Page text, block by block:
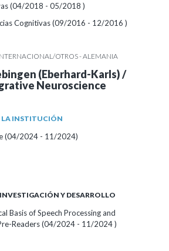
(04/2018 - 05/2018 )
Cognitivas (09/2016 - 12/2016 )
OTROS - ALEMANIA
(Eberhard-Karls) /
Neuroscience
INSTITUCIÓN
(04/2024 - 11/2024)
Y DESARROLLO
Basis of Speech Processing and
Readers (04/2024 - 11/2024 )